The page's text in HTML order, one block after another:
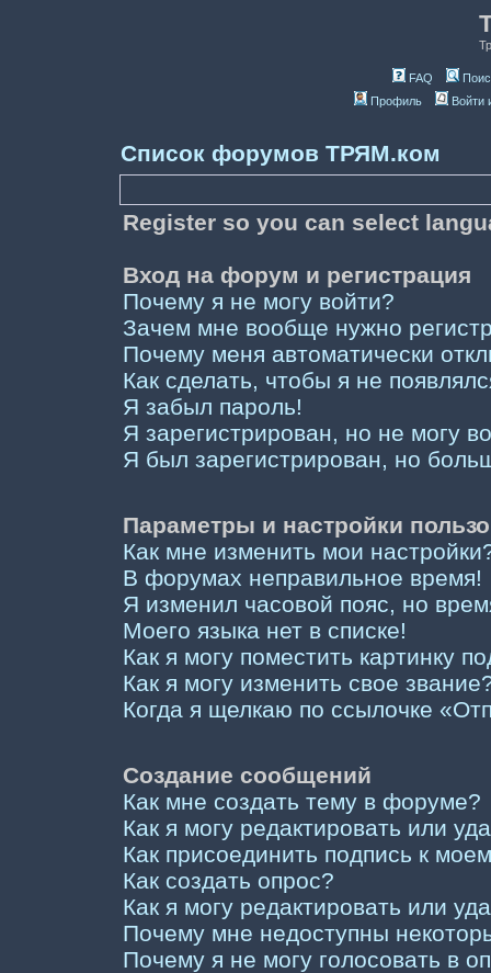
FAQ
Профиль
Войти
Список форумов ТРЯМ.ком
Register so you can select
Вход на форум и регистрация
Почему я не могу войти?
Зачем мне вообще нужно
Почему меня автоматически
Как сделать, чтобы я не
Я забыл пароль!
Я зарегистрирован, но не могу
Я был зарегистрирован, но
Параметры и настройки
Как мне изменить мои
В форумах неправильное время!
Я изменил часовой пояс, но
Моего языка нет в списке!
Как я могу поместить картинку
Как я могу изменить свое
Когда я щелкаю по ссылочке
Создание сообщений
Как мне создать тему в форуме?
Как я могу редактировать или
Как присоединить подпись к
Как создать опрос?
Как я могу редактировать или
Почему мне недоступны
Почему я не могу голосовать в